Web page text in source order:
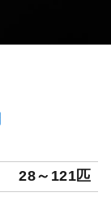
28～121匹